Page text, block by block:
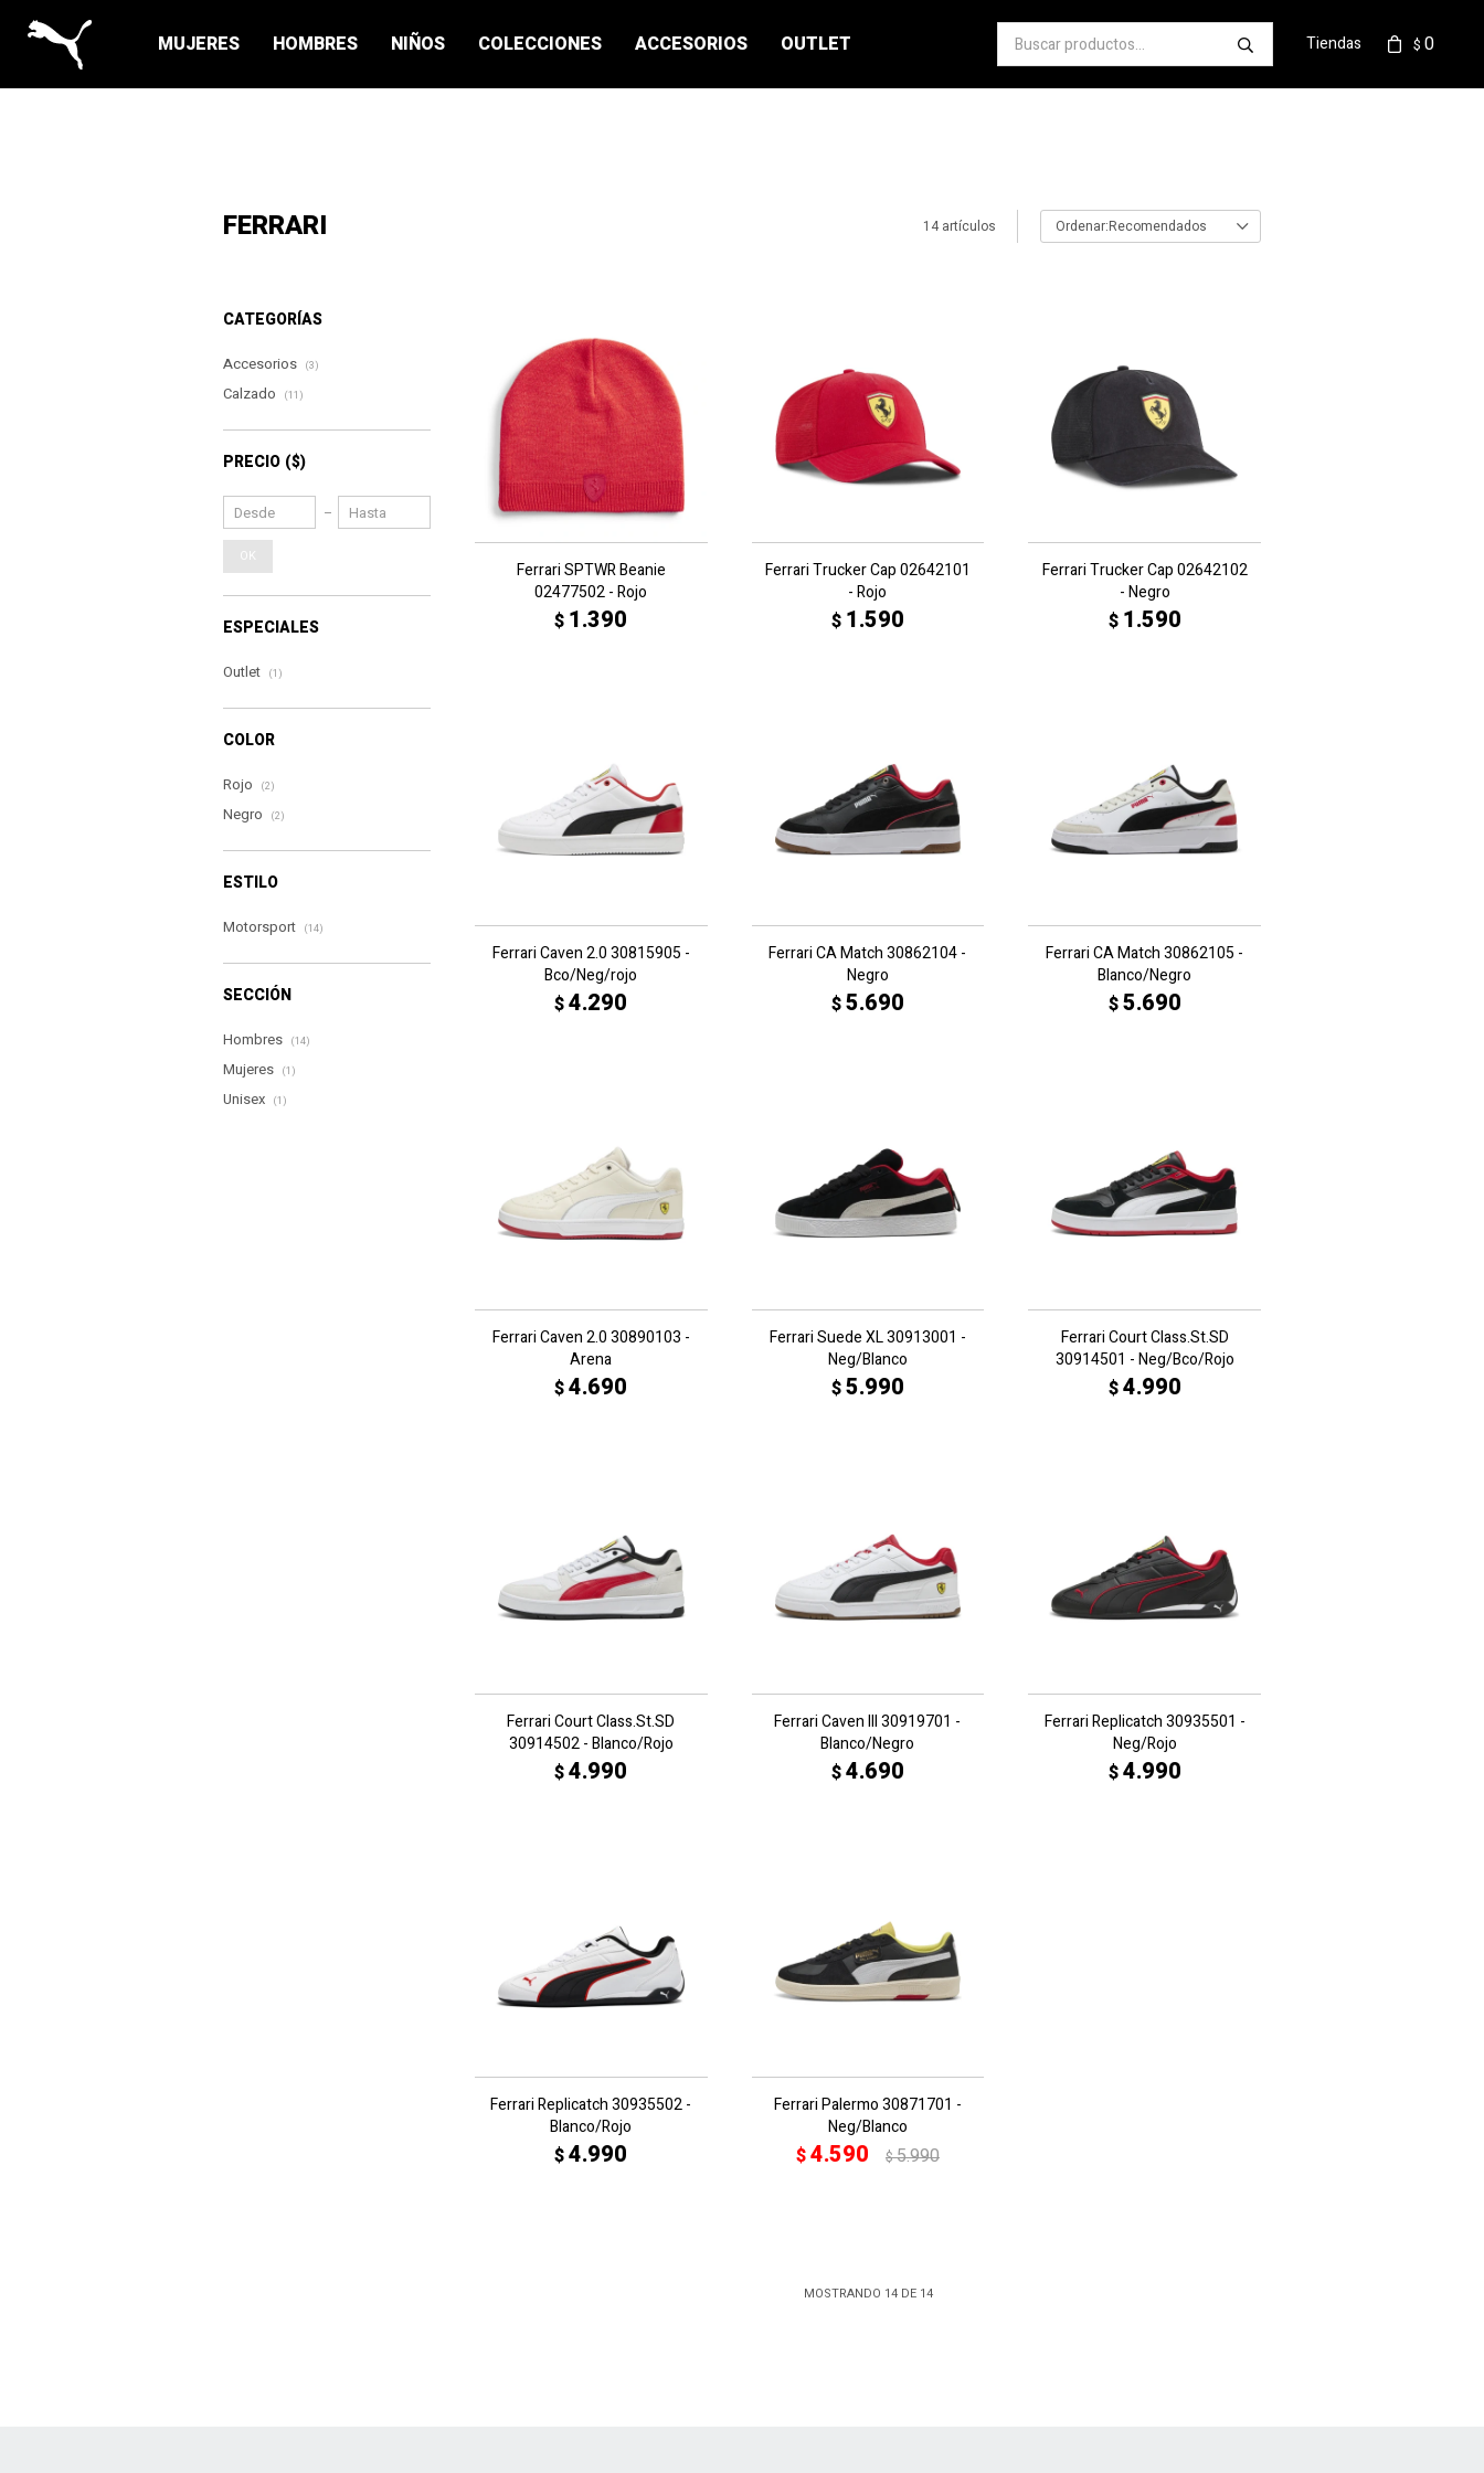
MUJERES HOMBRES NIÑOS COLECCIONES ACCESORIOS OUTLET $ 0
Tiendas
FERRARI 14 artículos Recomendados
Ferrari SPTWR Beanie
02477502 - Rojo
$ 1.390
Ferrari Trucker Cap 02642101
- Rojo
$ 1.590
Ferrari Trucker Cap 02642102
- Negro
$ 1.590
Ferrari Caven 2.0 30815905 -
Bco/Neg/rojo
$4.290
Ferrari CA Match 30862104 -
Negro
$5.690
Ferrari CA Match 30862105 -
Blanco/Negro
$5.690
Ferrari Caven 2.0 30890103 -
Arena
$4.690
Ferrari Suede XL 30913001 -
Neg/Blanco
$5.990
Ferrari Court Class.St.SD
30914501 - Neg/Bco/Rojo
$4.990
Ferrari Court Class.St.SD
30914502 - Blanco/Rojo
$4.990
Ferrari Caven III 30919701 -
Blanco/Negro
$4.690
Ferrari Replicatch 30935501 -
Neg/Rojo
$4.990
Ferrari Replicatch 30935502 -
Blanco/Rojo
$4.990
Ferrari Palermo 30871701 -
Neg/Blanco
$4.590 $5.990
MOSTRANDO 14DE 14
CATEGORÍAS
Accesorios (3)
Calzado (11)
PRECIO ($)
OK
ESPECIALES
Outlet (1)
COLOR
Rojo (2)
Negro (2)
ESTILO
Motorsport (14)
SECCIÓN
Hombres (14)
Mujeres (1)
Unisex (1)